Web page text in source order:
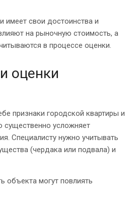
имеет свои достоинства и
на рыночную стоимость, а
в процессе оценки.
оценки
признаки городской квартиры и
существенно усложняет
Специалисту нужно учитывать
(чердака или подвала) и
объекта могут повлиять